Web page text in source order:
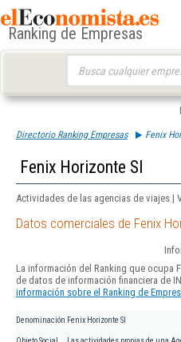
Ranking de Empresas
Directorio Ranking Empresas Fenix
Fenix Horizonte Sl
Actividades de las agencias de viajes |
Datos comerciales de Fenix
La información del Ranking que ocupa
de datos de información financiera de
información sobre el Ranking de
Denominación Fenix Horizonte Sl